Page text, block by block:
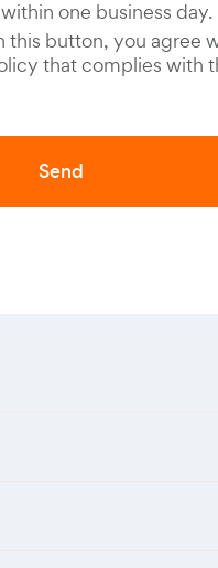
one business day.
this button, you agree
that complies with